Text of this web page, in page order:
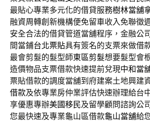
最貼心專業多元化的借貸服務樹林當舖
融資周轉創新機構便免留車收入免聯徵
安全合法的借貸管道當舖程序，金融公
間當鋪台北票貼具有簽名的支票來做借
最會剪髮的髮型師東區剪髮想要髮型會
造價物品支票借款快速提前兌現中和當
票貼借款的調度當舖到府建案土地興建
借款及依專業房仲業評估快速辦理給台
享優惠專辦美國移民及留學顧問諮詢公
您最快速及專業龜山區借款龜山當舖給